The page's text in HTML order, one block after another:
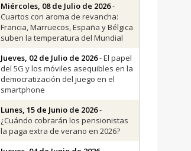
Miércoles, 08 de Julio de 2026-
Cuartos con aroma de revancha:
Francia, Marruecos, España y Bélgica
suben la temperatura del Mundial
Jueves, 02 de Julio de 2026- El papel
del 5G y los móviles asequibles en la
democratización del juego en el
smartphone
Lunes, 15 de Junio de 2026-
¿Cuándo cobrarán los pensionistas
la paga extra de verano en 2026?